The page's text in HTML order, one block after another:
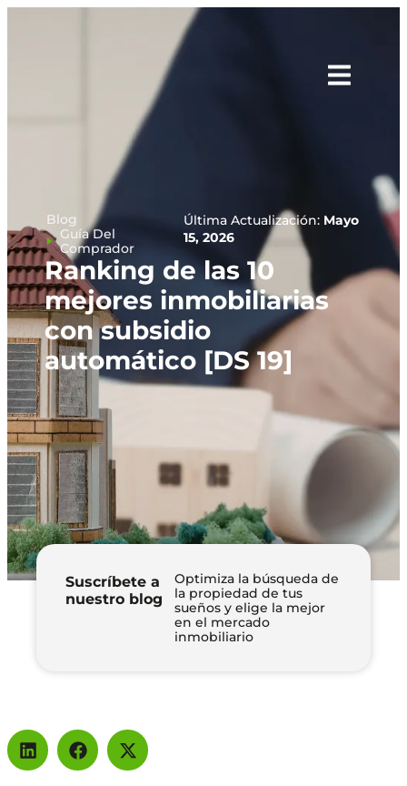
Blog
Guía Del
Comprador
Última Actualización: Mayo
15, 2026
Ranking de las 10
mejores inmobiliarias
con subsidio
automático [DS 19]
Suscríbete a
nuestro blog
Optimiza la búsqueda de
la propiedad de tus
sueños y elige la mejor
en el mercado
inmobiliario